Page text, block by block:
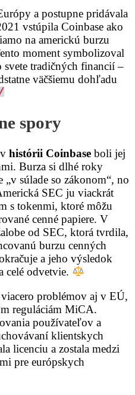
a postupne pridávala
vstúpila Coinbase ako
na americkú burzu
moment symbolizoval
tradičných financií –
väčšiemu dohľadu
spory
histórii Coinbase boli jej
Burza si dlhé roky
„v súlade so zákonom“, no
SEC ju viackrát
s tokenmi, ktoré môžu
cenné papiere. V
od SEC, ktorá tvrdila,
burzu cenných
a jeho výsledok
celé odvetvie.
problémov aj v EÚ,
reguláciám MiCA.
používateľov a
klientskych
licenciu a zostala medzi
pre európskych